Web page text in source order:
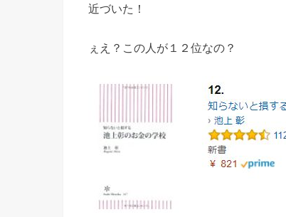
近づいた！
ぇえ？この人が１２位なの？